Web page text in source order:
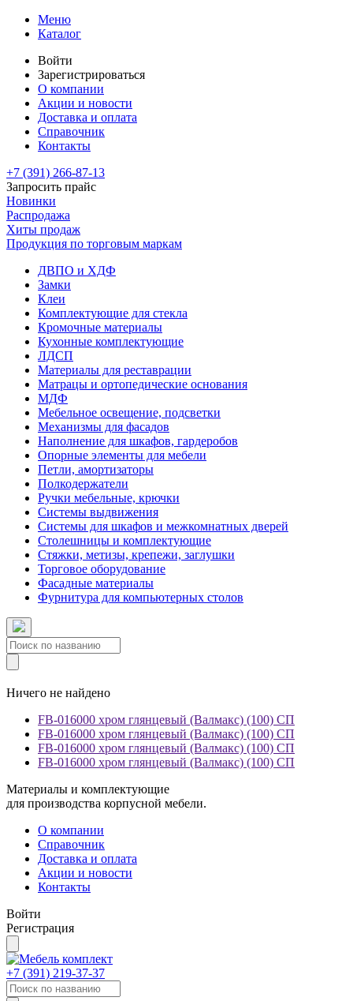
Меню
Каталог
Войти
Зарегистрироваться
О компании
Акции и новости
Доставка и оплата
Справочник
Контакты
+7 (391) 266-87-13
Запросить прайс
Новинки
Распродажа
Хиты продаж
Продукция по торговым маркам
ДВПО и ХДФ
Замки
Клеи
Комплектующие для стекла
Кромочные материалы
Кухонные комплектующие
ЛДСП
Материалы для реставрации
Матрацы и ортопедические основания
МДФ
Мебельное освещение, подсветки
Механизмы для фасадов
Наполнение для шкафов, гардеробов
Опорные элементы для мебели
Петли, амортизаторы
Полкодержатели
Ручки мебельные, крючки
Системы выдвижения
Системы для шкафов и межкомнатных дверей
Столешницы и комплектующие
Стяжки, метизы, крепежи, заглушки
Торговое оборудование
Фасадные материалы
Фурнитура для компьютерных столов
Ничего не найдено
FB-016000 хром глянцевый (Валмакс) (100) СП
FB-016000 хром глянцевый (Валмакс) (100) СП
FB-016000 хром глянцевый (Валмакс) (100) СП
FB-016000 хром глянцевый (Валмакс) (100) СП
Материалы и комплектующие
для производства корпусной мебели.
О компании
Справочник
Доставка и оплата
Акции и новости
Контакты
Войти
Регистрация
+7 (391) 219-37-37